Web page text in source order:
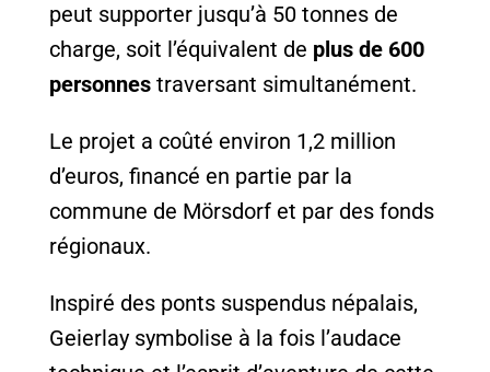
peut supporter jusqu’à 50 tonnes de
charge, soit l’équivalent de plus de 600
personnestraversant simultanément.
Le projet a coûté environ 1,2 million
d’euros, financé en partie par la
commune de Mörsdorf et par des fonds
régionaux.
Inspiré des ponts suspendus népalais,
Geierlay symbolise à la fois l’audace